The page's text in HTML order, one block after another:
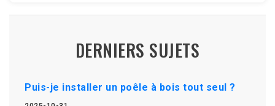
DERNIERS SUJETS
Puis-je installer un poêle à bois tout seul ?